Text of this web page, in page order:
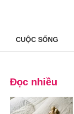
CUỘC SỐNG
Đọc nhiều